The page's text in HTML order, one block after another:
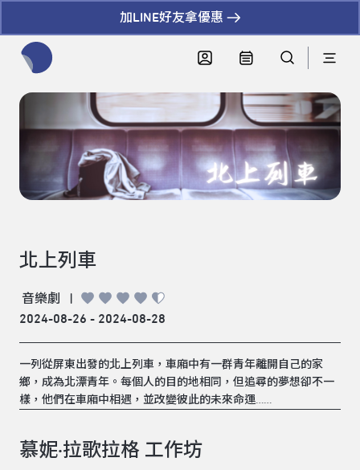
加LINE好友拿優惠
北上列車
音樂劇
|
2024-08-26 - 2024-08-28
一列從屏東出發的北上列車，車廂中有一群青年離開自己的家
鄉，成為北漂青年。每個人的目的地相同，但追尋的夢想卻不一
樣，他們在車廂中相遇，並改變彼此的未來命運……
慕妮·拉歌拉格 工作坊